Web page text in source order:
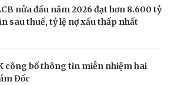
nửa đầu năm 2026 đạt hơn 8.600 tỷ
sau thuế, tỷ lệ nợ xấu thấp nhất
công bố thông tin miễn nhiệm hai
Đốc